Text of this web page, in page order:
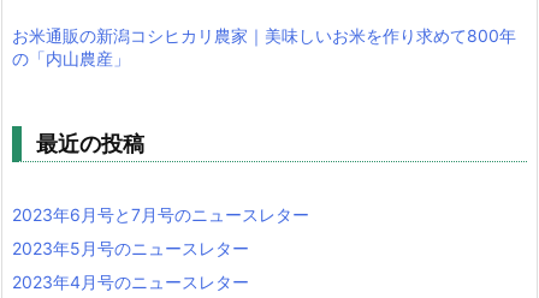
お米通販の新潟コシヒカリ農家｜美味しいお米を作り求めて800年
の「内山農産」
最近の投稿
2023年6月号と7月号のニュースレター
2023年5月号のニュースレター
2023年4月号のニュースレター